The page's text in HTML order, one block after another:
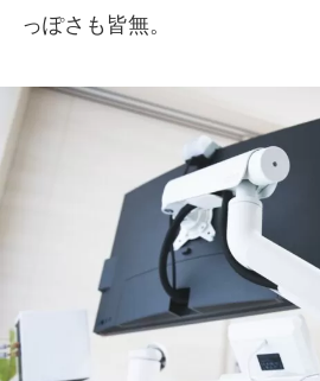
っぽさも皆無。